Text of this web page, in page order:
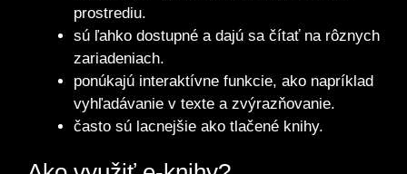
prostrediu.
sú ľahko dostupné a dajú sa čítať na rôznych
zariadeniach.
ponúkajú interaktívne funkcie, ako napríklad
vyhľadávanie v texte a zvýrazňovanie.
často sú lacnejšie ako tlačené knihy.